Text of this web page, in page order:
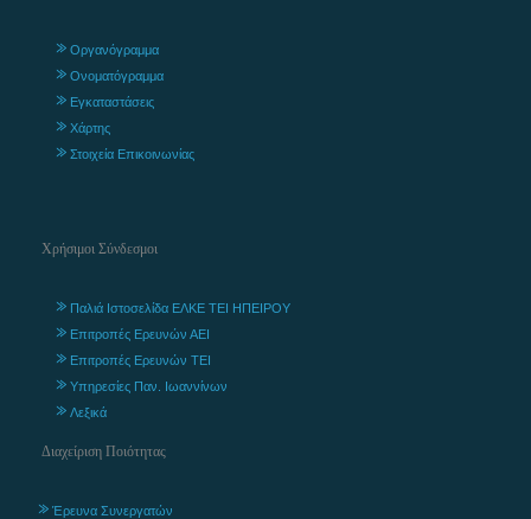
Οργανόγραμμα
Ονοματόγραμμα
Εγκαταστάσεις
Χάρτης
Στοιχεία Επικοινωνίας
Χρήσιμοι Σύνδεσμοι
Παλιά Ιστοσελίδα ΕΛΚΕ ΤΕΙ ΗΠΕΙΡΟΥ
Επιτροπές Ερευνών ΑΕΙ
Επιτροπές Ερευνών ΤΕΙ
Υπηρεσίες Παν. Ιωαννίνων
Λεξικά
Διαχείριση Ποιότητας
Έρευνα Συνεργατών